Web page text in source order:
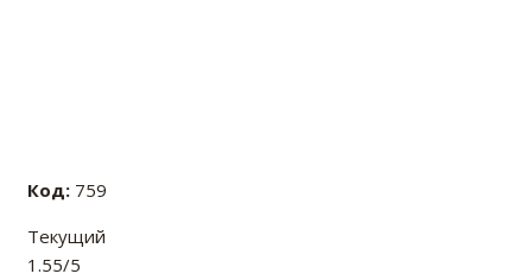
Код:759
Текущий
1.55/5